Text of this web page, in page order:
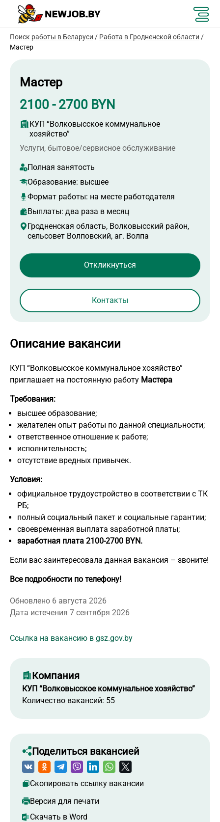
Поиск работы в Беларуси / Работа в Гродненской области /
Мастер
Мастер
2100 - 2700 BYN
КУП “Волковысское коммунальное
хозяйство”
Услуги, бытовое/сервисное обслуживание
Полная занятость
Образование: высшее
Формат работы: на месте работодателя
Выплаты: два раза в месяц
Гродненская область, Волковысский район,
сельсовет Волповский, аг. Волпа
Контакты
Описание вакансии
КУП “Волковысское коммунальное хозяйство”
приглашает на постоянную работу Мастера
Требования:
высшее образование;
желателен опыт работы по данной специальности;
ответственное отношение к работе;
исполнительность;
отсутствие вредных привычек.
Условия:
официальное трудоустройство в соответствии с ТК
РБ;
полный социальный пакет и социальные гарантии;
своевременная выплата заработной платы;
заработная плата 2100-2700 BYN.
Если вас заинтересовала данная вакансия – звоните!
Все подробности по телефону!
Обновлено 6 августа 2026
Дата истечения 7 сентября 2026
Ссылка на вакансию в gsz.gov.by
Компания
КУП “Волковысское коммунальное хозяйство”
Количество вакансий: 55
Поделиться вакансией
Скопировать ссылку вакансии
Версия для печати
Скачать в Word